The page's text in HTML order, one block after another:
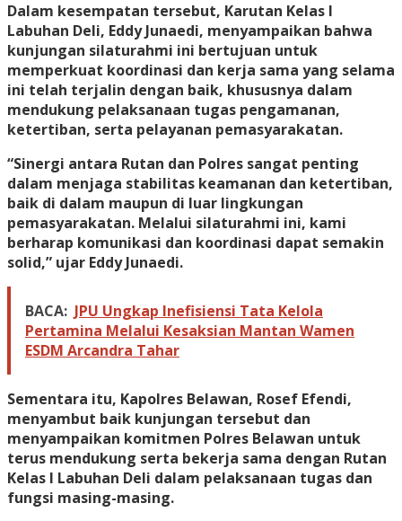
Dalam kesempatan tersebut, Karutan Kelas I
Labuhan Deli, Eddy Junaedi, menyampaikan bahwa
kunjungan silaturahmi ini bertujuan untuk
memperkuat koordinasi dan kerja sama yang selama
ini telah terjalin dengan baik, khususnya dalam
mendukung pelaksanaan tugas pengamanan,
ketertiban, serta pelayanan pemasyarakatan.
“Sinergi antara Rutan dan Polres sangat penting
dalam menjaga stabilitas keamanan dan ketertiban,
baik di dalam maupun di luar lingkungan
pemasyarakatan. Melalui silaturahmi ini, kami
berharap komunikasi dan koordinasi dapat semakin
solid,” ujar Eddy Junaedi.
BACA: JPU Ungkap Inefisiensi Tata Kelola
Pertamina Melalui Kesaksian Mantan Wamen
ESDM Arcandra Tahar
Sementara itu, Kapolres Belawan, Rosef Efendi,
menyambut baik kunjungan tersebut dan
menyampaikan komitmen Polres Belawan untuk
terus mendukung serta bekerja sama dengan Rutan
Kelas I Labuhan Deli dalam pelaksanaan tugas dan
fungsi masing-masing.